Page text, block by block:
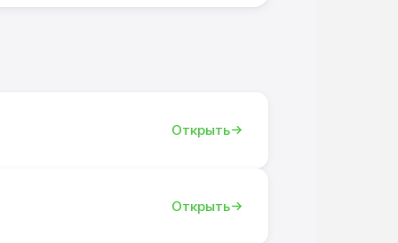
Открыть
Открыть